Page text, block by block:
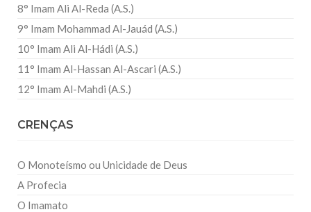
8° Imam Ali Al-Reda (A.S.)
9° Imam Mohammad Al-Jauád (A.S.)
10° Imam Ali Al-Hádi (A.S.)
11° Imam Al-Hassan Al-Ascari (A.S.)
12° Imam Al-Mahdi (A.S.)
CRENÇAS
O Monoteísmo ou Unicidade de Deus
A Profecia
O Imamato